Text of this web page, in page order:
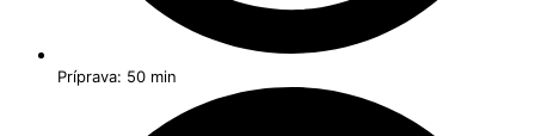
Príprava: 50 min